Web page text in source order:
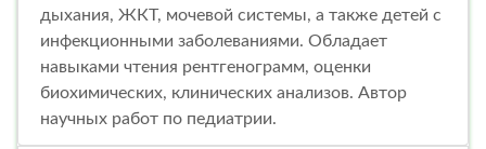
дыхания, ЖКТ, мочевой системы, а также детей с
инфекционными заболеваниями. Обладает
навыками чтения рентгенограмм, оценки
биохимических, клинических анализов. Автор
научных работ по педиатрии.